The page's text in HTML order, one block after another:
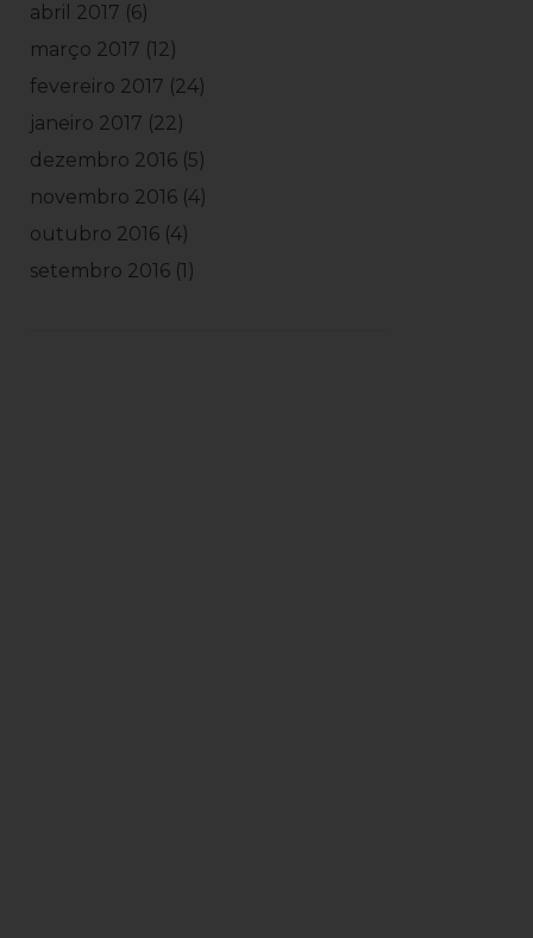
abril 2017 (6)
março 2017 (12)
fevereiro 2017 (24)
janeiro 2017 (22)
dezembro 2016 (5)
novembro 2016 (4)
outubro 2016 (4)
setembro 2016 (1)